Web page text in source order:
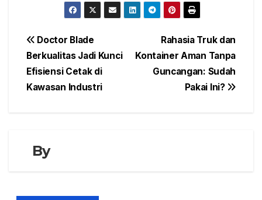
Navigasi
pos
Rahasia Truk dan
Kontainer Aman Tanpa
Guncangan: Sudah
Pakai Ini?
Doctor Blade
Berkualitas Jadi Kunci
Efisiensi Cetak di
Kawasan Industri
By